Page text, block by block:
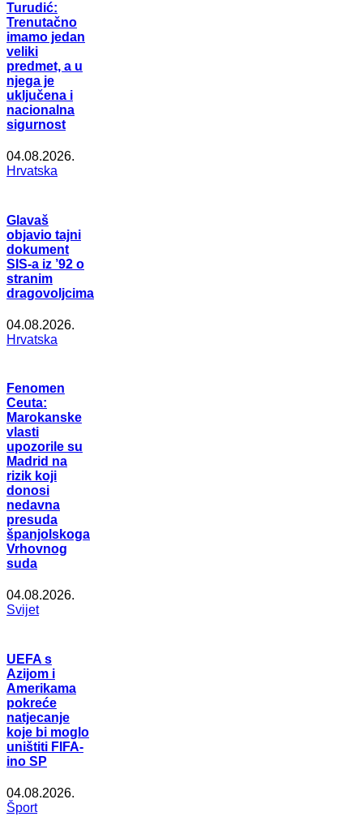
Turudić:
Trenutačno
imamo jedan
veliki
predmet, a u
njega je
uključena i
nacionalna
sigurnost
04.08.2026.
Hrvatska
Glavaš
objavio tajni
dokument
SIS-a iz ’92 o
stranim
dragovoljcima
04.08.2026.
Hrvatska
Fenomen
Ceuta:
Marokanske
vlasti
upozorile su
Madrid na
rizik koji
donosi
nedavna
presuda
španjolskoga
Vrhovnog
suda
04.08.2026.
Svijet
UEFA s
Azijom i
Amerikama
pokreće
natjecanje
koje bi moglo
uništiti FIFA-
ino SP
04.08.2026.
Šport